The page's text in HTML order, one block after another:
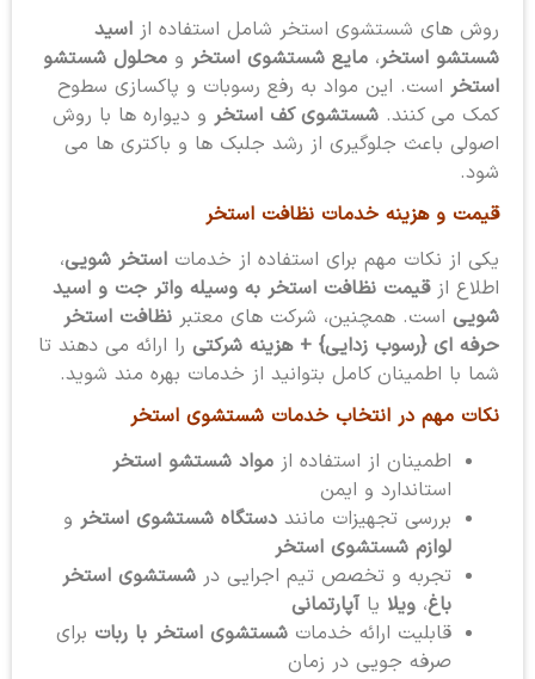
روش های شستشوی استخر شامل استفاده از اسید
شستشو استخر، مایع شستشوی استخرو محلول شستشو
استخراست. این مواد به رفع رسوبات و پاکسازی سطوح
کمک می کنند. شستشوی کف استخرو دیواره ها با روش
اصولی باعث جلوگیری از رشد جلبک ها و باکتری ها می
شود.
قیمت و هزینه خدمات نظافت استخر
یکی از نکات مهم برای استفاده از خدمات استخر شویی،
اطلاع از قیمت نظافت استخر به وسیله واتر جت و اسید
شوییاست. همچنین، شرکت های معتبر نظافت استخر
حرفه ای {رسوب زدایی} + هزینه شرکتیرا ارائه می دهند تا
شما با اطمینان کامل بتوانید از خدمات بهره مند شوید.
نکات مهم در انتخاب خدمات شستشوی استخر
اطمینان از استفاده از مواد شستشو استخر
استاندارد و ایمن
بررسی تجهیزات مانند دستگاه شستشوی استخرو
لوازم شستشوی استخر
تجربه و تخصص تیم اجرایی در شستشوی استخر
باغ، ویلایا آپارتمانی
قابلیت ارائه خدمات شستشوی استخر با رباتبرای
صرفه جویی در زمان